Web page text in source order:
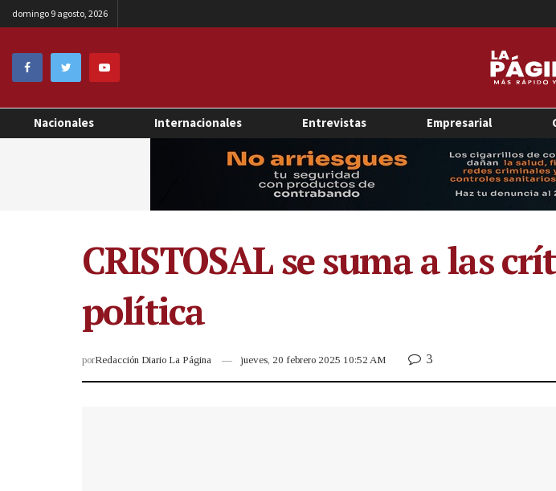
domingo 9 agosto, 2026
Nacionales Internacionales Entrevistas Empresarial
CRISTOSAL se suma a las
política
porRedacción Diario La Página jueves, 20 febrero 2025 10:52 AM 3